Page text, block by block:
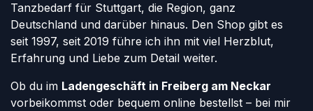
Tanzbedarf für Stuttgart, die Region, ganz
Deutschland und darüber hinaus. Den Shop gibt es
seit 1997, seit 2019 führe ich ihn mit viel Herzblut,
Erfahrung und Liebe zum Detail weiter.
Ob du im Ladengeschäft in Freiberg am Neckar
vorbeikommst oder bequem online bestellst – bei mir